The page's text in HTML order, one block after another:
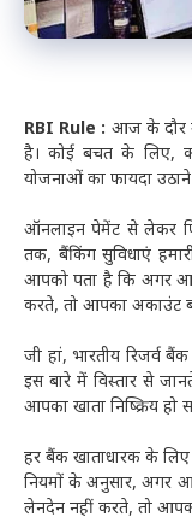
RBI Rule : आज के दौर
है। कोई बचत के लिए,
योजनाओं का फायदा
ऑनलाइन पेमेंट से लेकर
तक, बैंकिंग सुविधाएं
आपको पता है कि अगर
करते, तो आपका अकाउंट
जी हां, भारतीय रिजर्व
इस बारे में विस्तार से
आपका खाता निष्क्रिय हो
हर बैंक खाताधारक के
नियमों के अनुसार, अगर
लेनदेन नहीं करते, तो